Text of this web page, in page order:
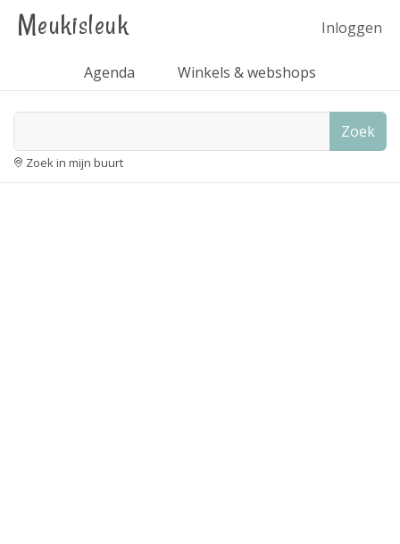
Meukisleuk Inloggen
Agenda Winkels & webshops
Zoek
Zoek in mijn buurt